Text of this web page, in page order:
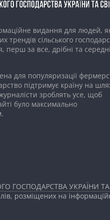
видання для людей,
трендів сільського
перш за все, дрібні та середні
для популяризації
підтримує країну на
зроблять усе, щоб
було максимально
ГОСПОДАРСТВА УКРАЇНИ ТА
розміщених на